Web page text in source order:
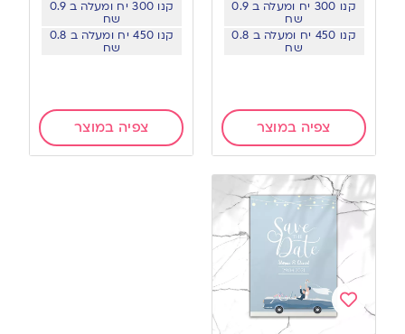
קנו 300 יח ומעלה ב 0.9
שח
קנו 450 יח ומעלה ב 0.8
שח
צפיה במוצר
קנו 300 יח ומעלה ב 0.9
שח
קנו 450 יח ומעלה ב 0.8
שח
צפיה במוצר